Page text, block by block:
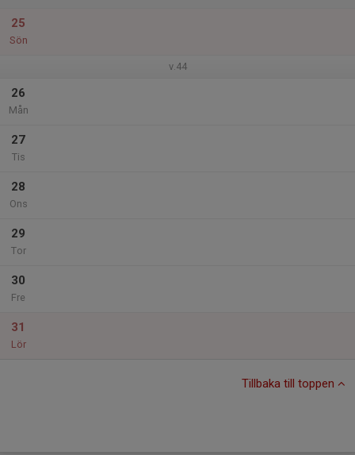
25
Sön
v.44
26
Mån
27
Tis
28
Ons
29
Tor
30
Fre
31
Lör
Tillbaka till toppen